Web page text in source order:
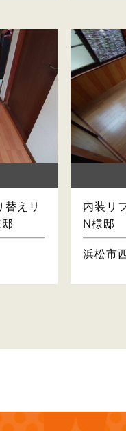
えリ
内装リ
N様邸
浜松市